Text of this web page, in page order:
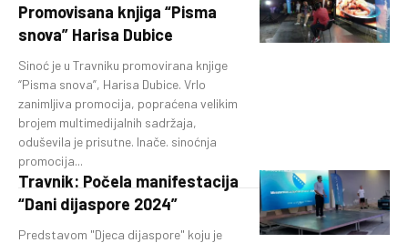
Promovisana knjiga “Pisma
snova” Harisa Dubice
Sinoć je u Travniku promovirana knjige
“Pisma snova”, Harisa Dubice. Vrlo
zanimljiva promocija, popraćena velikim
brojem multimedijalnih sadržaja,
oduševila je prisutne. Inače. sinoćnja
promocija...
Travnik: Počela manifestacija
“Dani dijaspore 2024”
Predstavom "Djeca dijaspore" koju je